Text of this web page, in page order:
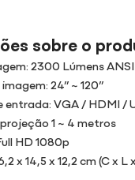
sobre o
2300 Lúmens ANSI
24” ~ 120”
entrada: VGA / HDMI /
1 ~ 4 metros
HD 1080p
x 14,5 x 12,2 cm (C x L